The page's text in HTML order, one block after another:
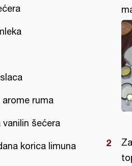
arome ruma
vanilin šećera
korica limuna